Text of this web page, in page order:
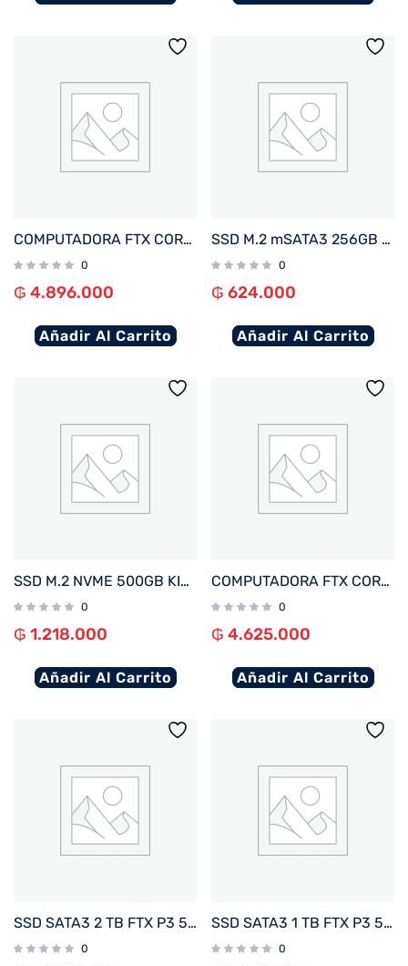
COMPUTADORA FTX CORE MAX PLUS I5/480SSD/8G/4GBVGA+MON 22″+UPS600+TECL+MOU+SPK+FILTRO
0
₲ 4.896.000
Añadir Al Carrito
SSD M.2 mSATA3 256GB KINGSTON SKC600MS/256G 550/500MB/S
0
₲ 624.000
Añadir Al Carrito
SSD M.2 NVME 500GB KINGSTON SNV3SM3/500G 5000/3000MB/S PCIE 4.0
0
₲ 1.218.000
Añadir Al Carrito
COMPUTADORA FTX CORE MAX I5/480SSD/8G+ MON 22″+ UPS 600+ TECLADO+ MOU+ SPK+ FILTRO
0
₲ 4.625.000
Añadir Al Carrito
SSD SATA3 2 TB FTX P3 550/470 127154
0
SSD SATA3 1 TB FTX P3 550/470 127147
0